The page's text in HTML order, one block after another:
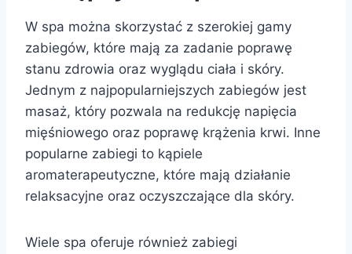
W spa można skorzystać z szerokiej gamy
zabiegów, które mają za zadanie poprawę
stanu zdrowia oraz wyglądu ciała i skóry.
Jednym z najpopularniejszych zabiegów jest
masaż, który pozwala na redukcję napięcia
mięśniowego oraz poprawę krążenia krwi. Inne
popularne zabiegi to kąpiele
aromaterapeutyczne, które mają działanie
relaksacyjne oraz oczyszczające dla skóry.
Wiele spa oferuje również zabiegi